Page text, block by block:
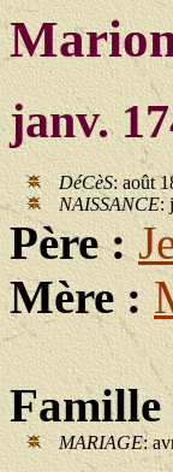
janv.
DéCèS: août
NAISSANCE:
Père :
Mère :
Famille
MARIAGE: